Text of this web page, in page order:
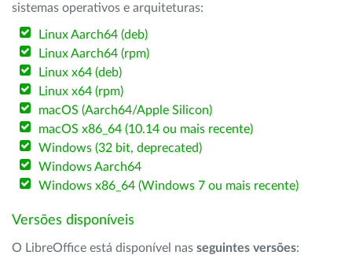
sistemas operativos e arquiteturas:
Linux Aarch64 (deb)
Linux Aarch64 (rpm)
Linux x64 (deb)
Linux x64 (rpm)
macOS (Aarch64/Apple Silicon)
macOS x86_64 (10.14 ou mais recente)
Windows (32 bit, deprecated)
Windows Aarch64
Windows x86_64 (Windows 7 ou mais recente)
Versões disponíveis
O LibreOffice está disponível nas seguintes versões: